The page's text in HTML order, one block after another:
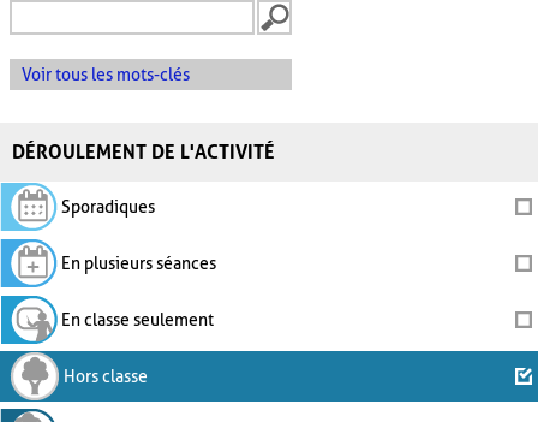
Voir tous les mots-clés
DÉROULEMENT DE L'ACTIVITÉ
Sporadiques
En plusieurs séances
En classe seulement
Hors classe